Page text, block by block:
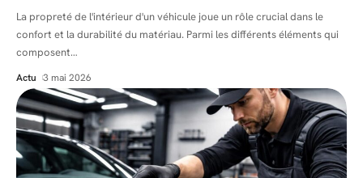
La propreté de l'intérieur d'un véhicule joue un rôle crucial dans le
confort et la durabilité du matériau. Parmi les différents éléments qui
composent…
Actu 3 mai 2026